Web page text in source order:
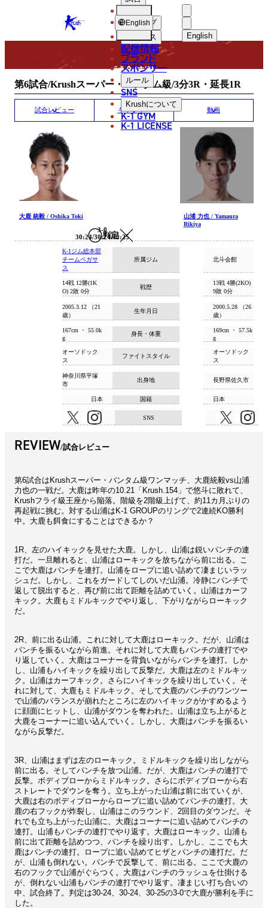
KRUSH English
한국어
中文（简体
中文（繁體
ショップ
ニュース
配信情報
ブランド
スポンサー
ルール
SNS
Krushについて
K-1 GYM
K-1 LICENSE
English
MATCH RESULT
試合結果
第6試合/Krushスーパー・バンタム級/3分3R・延長1R
試合レビュー ギャラリー 動画
大鹿 統毅 / Oshika Toki
判定
3-0
30:24/30:24/30:25
山浦 力也 / Yamaura
Rikiya
所属ジム
K-1ジム総本部
チームペガサ
ス
北斗会館
戦歴
14戦 12勝(1K
O) 2敗 0分
13戦 4勝(2KO)
9敗 0分
生年月日
2005.3.12 （21
歳）
2000.5.28 （26
歳）
身長・体重
167cm ・ 55.0k
g
169cm ・ 57.5k
g
ファイトスタイル
オーソドック
ス
オーソドック
ス
出身地
神奈川県平塚
市
長野県佐久市
国籍
日本 日本
SNS
REVIEW 試合レビュー
第6試合はKrushスーパー・バンタム級ワンマッチ、大鹿統毅vs山浦
力也の一戦だ。大鹿は昨年の10.21「Krush.154」で悠斗に敗れて、
Krushフライ級王座から陥落。階級を2階級上げて、約11カ月ぶりの
再起戦に挑む。対する山浦はK-1 GROUPのリングで2連続KO勝利
中。大鹿も餌食にすることはできるか？
1R、左のハイキックを見せた大鹿。しかし、山浦は鋭いパンチの連
打だ。一旦離れると、山浦はローキックを放ちながら前に出る。こ
こで大鹿はパンチを連打。山浦をロープに追い詰めて凄まじいラッ
シュだ。しかし、これをガードしてしのいだ山浦。冷静にパンチで
返して脱出すると、再び前に出て距離を詰めていく。山浦はカーフ
キック。大鹿もミドルキックでやり返し、下がりながらローキック
だ。
2R、前に出る山浦。これに対して大鹿はローキック。だが、山浦は
パンチを振るいながら前進。それに対して大鹿もパンチの連打でや
り返していく。大鹿はコーナーを背負いながらパンチを連打。しか
し、山浦もハイキックを繰り出して反撃だ。大鹿は左のミドルキッ
ク。山浦はカーフキック。さらにハイキックを繰り出していく。そ
れに対して、大鹿もミドルキック。そして大鹿のパンチのワンツー
で山浦のバランスが崩れたところに左のハイキックがかすめるよう
に顔面にヒットし、山浦がダウンを奪われた。山浦は立ち上がると
大鹿をコーナーに追い込んでいく。しかし、大鹿はパンチを振るい
ながら反撃だ。
3R、山浦はまずは左のローキック。ミドルキックを繰り出しながら
前に出る。そしてパンチを放つ山浦。だが、大鹿はパンチの連打で
反撃。ボディブローからミドルキック。さらにボディブローから右
ストレートでダウンを奪う。立ち上がった山浦は前に出ていくが、
大鹿は右のボディブローからロープに追い詰めてパンチの連打。大
鹿の右フックが炸裂し、山浦はこのラウンド、2回目のダウンだ。そ
れでも立ち上がった山浦に、大鹿はコーナーに追い詰めてパンチの
連打。山浦もパンチの連打でやり返す。大鹿はローキック。山浦も
前に出て距離を詰めつつ、パンチを繰り出す。しかし、ここでも大
鹿はパンチの連打。ロープに追い詰めてヒザとパンチの連打だ。だ
が、山浦も倒れない。パンチで反撃して、前に出る。ここで大鹿の
右のフックで山浦がぐらつく。大鹿はパンチのラッシュを仕掛ける
が、倒れない山浦もパンチの連打でやり返す。凄まじい打ち合いの
中、試合終了。判定は30-24、30-24、30-25の3-0で大鹿が勝利を手に
した。